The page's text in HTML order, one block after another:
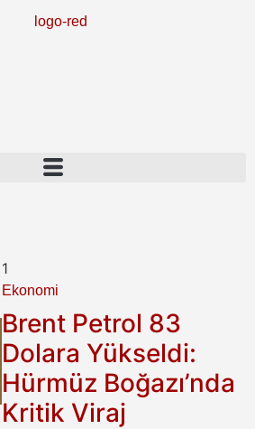
1
Ekonomi
Brent Petrol 83
Dolara Yükseldi:
Hürmüz Boğazı’nda
Kritik Viraj